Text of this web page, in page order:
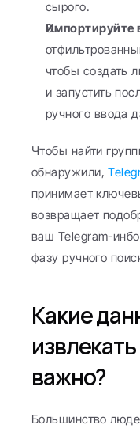
сырого.
Импортируйте
чтобы создать
и запустить
ручного ввода
Чтобы найти
обнаружили,
принимает
возвращает
ваш Telegram-
фазу ручного
Какие
важно?
Большинство